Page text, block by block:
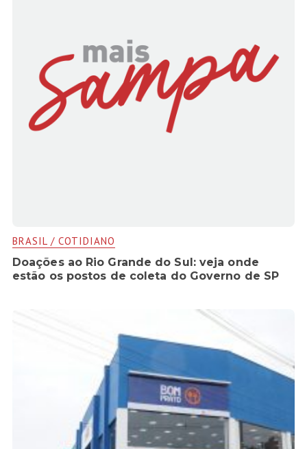
BRASIL / COTIDIANO
Doações ao Rio Grande do Sul: veja onde
estão os postos de coleta do Governo de SP